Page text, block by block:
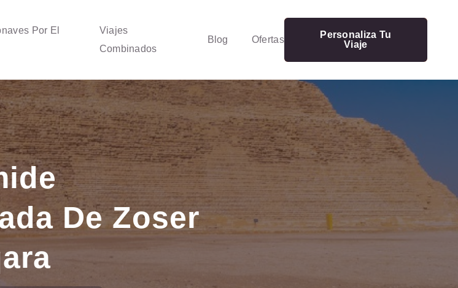
Por El
Viajes
Combinados
Blog Ofertas
Personaliza Tu
Viaje
De Zoser